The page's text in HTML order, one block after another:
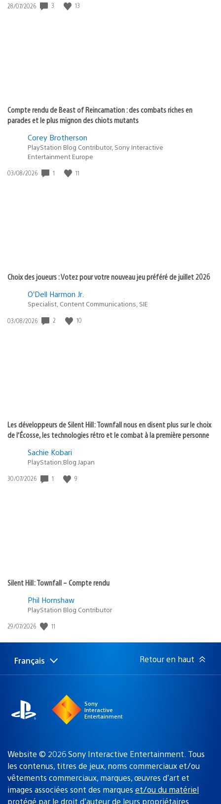
Date
28/07/2026 3 13
Compte rendu de Beast of Reincarnation : des combats riches en
parades et le plus mignon des chiots mutants
Corey Brotherson
PlayStation Blog Contributor, Sony Interactive
Entertainment Europe
Date
03/08/2026 1 11
Choix des joueurs : Votez pour votre nouveau jeu préféré de juillet 2026
O’Dell Harmon Jr.
Specialist, Content Communications, SIE
Date
03/08/2026 2 10
Les développeurs de Silent Hill: Townfall nous en disent plus sur le choix
de l’Écosse, les technologies rétro et le combat à la première personne
Sachie Kobari
PlayStation.Blog Japan
Date
30/07/2026 1 9
Silent Hill: Townfall – Compte rendu
Phil Hornshaw
PlayStation Blog Contributor
Date
publication
29/07/2026 11
Choisir
une
Région
actuelle
Français Retour en haut
Sony
Interactive
Entertainment
Website © 2026 Sony Interactive Entertainment. Tous
les contenus, titres de jeux, noms commerciaux et/ou
vêtements commerciaux, marques, œuvres d’art et
images associées sont des marques et/ou du matériel
protégé par le droit d’auteur de leurs propriétaires